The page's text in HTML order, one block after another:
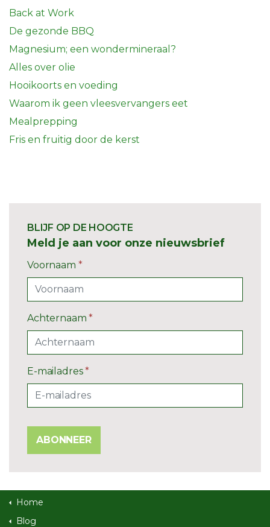
Back at Work
De gezonde BBQ
Magnesium; een wondermineraal?
Alles over olie
Hooikoorts en voeding
Waarom ik geen vleesvervangers eet
Mealprepping
Fris en fruitig door de kerst
BLIJF OP DE HOOGTE
Meld je aan voor onze nieuwsbrief
Voornaam *
Achternaam*
E-mailadres*
ABONNEER
Home
Blog